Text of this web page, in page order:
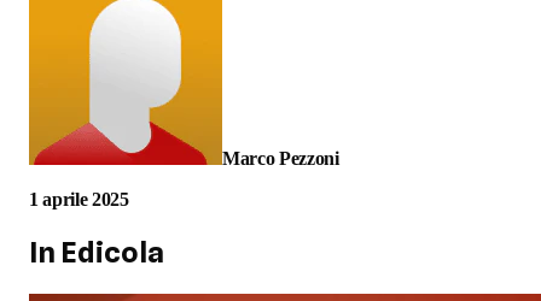
Marco Pezzoni
1 aprile 2025
In Edicola